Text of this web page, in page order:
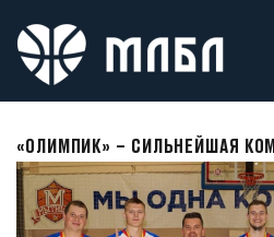
«ОЛИМПИК» – СИЛЬНЕЙШАЯ